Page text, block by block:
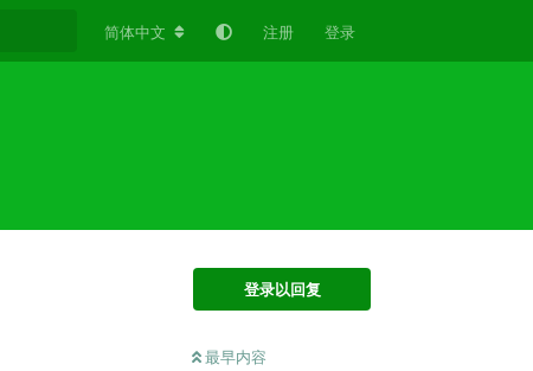
简体中文 注册 登录
登录以回复
最早内容